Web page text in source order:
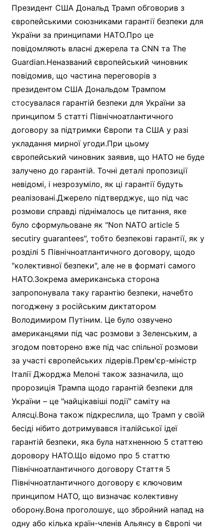
Президент США Дональд Трамп обговорив з
європейськими союзниками гарантії безпеки для
України за принципами НАТО.Про це
повідомляють власні джерела та CNN та The
Guardian.Неназваний європейський чиновник
повідомив, що частина переговорів з
президентом США Дональдом Трампом
стосувалася гарантій безпеки для України за
принципом 5 статті Північноатлантичного
договору за підтримки Європи та США у разі
укладання мирної угоди.При цьому
європейський чиновник заявив, що НАТО не буде
залучено до гарантій. Точні деталі пропозиції
невідомі, і незрозуміло, як ці гарантії будуть
реалізовані.Джерело підтверджує, що під час
розмови справді піднімалось це питання, яке
було сформульоване як "Non NATO article 5
secutiry guarantees", тобто безпекові гарантії, як у
розділі 5 Північноатлантичного договору, щодо
"колективної безпеки", але не в форматі самого
НАТО.Зокрема американська сторона
запропонувала таку гарантію безпеки, начебто
погоджену з російським диктатором
Володимиром Путіним. Це було озвучено
американцями під час розмови з Зеленським, а
згодом повторено вже під час спільної розмови
за участі європейських лідерів.Прем'єр-міністр
Італії Джорджа Мелоні також зазначила, що
пророзиція Трампа щодо гарантій безпеки для
України – це "найцікавіші події" саміту на
Алясці.Вона також підкреслила, що Трамп у своїй
бесіді нібито дотримувався італійської ідеї
гарантій безпеки, яка була натхненною 5 статтею
доровору НАТО.Що відомо про 5 статтю
Північноатлантичного договору Стаття 5
Північноатлантичного договору є ключовим
принципом НАТО, що визначає колективну
оборону.Вона проголошує, що збройний напад на
одну або кілька країн-членів Альянсу в Європі чи